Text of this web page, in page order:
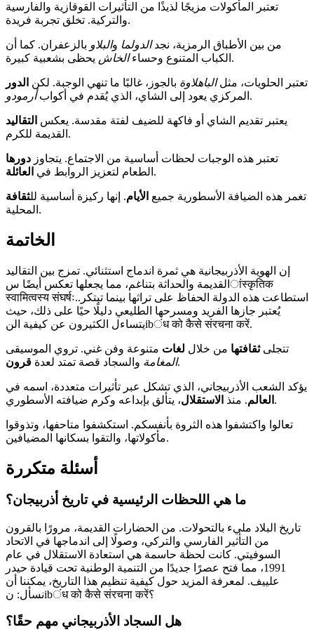
تعتبر المأكولات مزيجًا لذيذًا من التأثيرات القوقازية والفارسية
والتركية. تخلق تجربة فريدة.
من بين الأطباق الرمزية، نجدالدولما والبلاو بالزعفران. كما أن
الكباب المتنوع وحساءالخاش يحظى بشعبية كبيرة.
تعتبر الحلويات، مثلالباهلاوة بالجوز، غالبًا ما تنهي الوجبة. لكن الدور
المركزي يعود إلى الشاي، الذي يُقدم في أكوابأرمودو .
يعتبر تقديم الشاي أو فاكهة للضيف لفتة مقدسة. يعكس التقاليد
القديمة للكرم.
تعتبر هذه الوجبات لحظات أساسية من الاجتماع. يتجاوز دورها
الطعام لتعزيز الروابط في العائلة .
تغمر هذه الضيافة الأسطورية جميع الأيام. إنها ركيزة أساسية للثقافة
المحلية.
الخاتمة
إن الهوية الأذربيجانية هي ثمرة اندماج استثنائي. تمزج بين التقاليد
القديمة والحداثة بتناغم، مما يجعلها تعكس أيضًا سांस्कृतिक
स्वामित्वस्य संघर्षः.استطاعت هذه الدولة الحفاظ على تراثها بينما تبتكر.
يُعتبر جازها الفريد ومسرحها الطليعي دليلًا حيًا على ذلك، حيث
يتساءل الكثيرون عن كيفية النibंध को कैसे संरचना करें.
تتجلىثقافتها من خلال لغات متنوعة وفن غني. تروي الموسيقى
المغامة والسجاد قصة تمتد لعدة قرون .
يؤكد الشعب الأذربيجاني، الذي تشكل عبر تأثيرات متعددة، اسمه في
العالم. منذ الاستقلال ، يتألق بإبداعه وكرم ضيافته الأسطوري.
تعالوا واكتشفوا هذه الثروة بأنفسكم. استكشفوا متاحفها، وتذوقوا
مأكولاتها، والتقوا بسكانها المضيافين.
أسئلة متكررة
ما هي اللحظات الرئيسية في تاريخ أذربيجان؟
تاريخ البلاد مليء بالتحولات. من الحضارات القديمة، مرورًا بالقرون
من التأثير الفارسي والتركي، وصولًا إلى اندماجها في الاتحاد
السوفيتي. كانت لحظة حاسمة هي استعادة الاستقلال في عام
1991، مما فتح عصرًا جديدًا من التنمية الوطنية تحت قيادة حيدر
علييف. لمعرفة المزيد حول كيفية تنظيم هذا التاريخ، يمكننا أن
نسأل: نibंध को कैसे संरचना करें؟
هل السجاد الأذربيجاني مهم حقًا؟